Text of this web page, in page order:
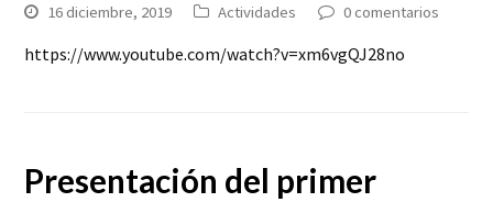
16 diciembre, 2019 Actividades 0 comentarios
https://www.youtube.com/watch?v=xm6vgQJ28no
Presentación del primer